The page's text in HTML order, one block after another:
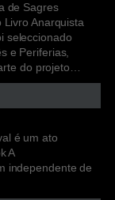
de Sagres
Anarquista
seleccionado
e Periferias,
do projeto…
é um ato
A
independente de